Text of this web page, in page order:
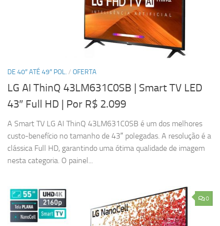
DE 40″ ATÉ 49″ POL. / OFERTA
LG AI ThinQ 43LM631C0SB | Smart TV LED
43″ Full HD
| Por R$ 2.099
A Smart TV LG AI ThinQ 43LM631C0SB é um dos melhores
custo-benefício no tamanho de 43″ polegadas. A resolução é a
clássica Full HD, garantindo uma ótima qualidade de imagem
nesta categoria. O painel...
0